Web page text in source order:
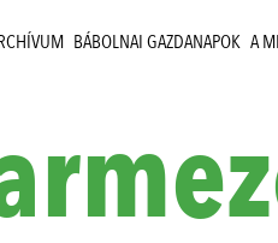
BÁBOLNAI GAZDANAPOK A